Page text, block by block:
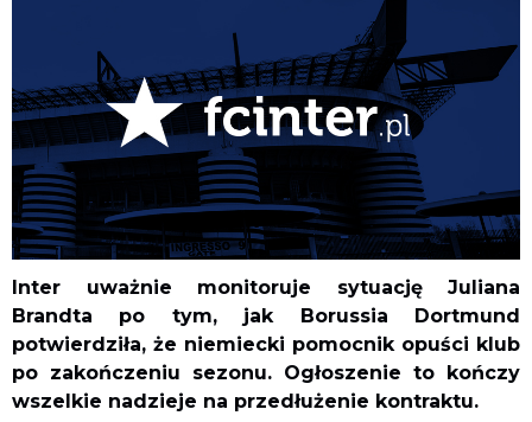
Inter uważnie monitoruje sytuację Juliana
Brandta po tym, jak Borussia Dortmund
potwierdziła, że niemiecki pomocnik opuści klub
po zakończeniu sezonu. Ogłoszenie to kończy
wszelkie nadzieje na przedłużenie kontraktu.